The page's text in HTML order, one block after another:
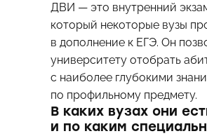
ДВИ — это внутренний
который некоторые вузы
в дополнение к ЕГЭ. Он
университету отобрать
с наиболее глубокими
по профильному предмету.
В каких вузах они
и по каким